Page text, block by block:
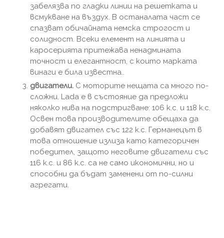
забелязва по гладки линии на решетката и
всмукване на въздух. В останалата част се
спазват обичайната немска строгост и
солидност. Всеки елемент на линията и
каросерията притежава ненадмината
точност и елегантност, с които марката
винаги е била известна..
двигатели. С моторите нещата са много по-
сложни. Lada е в състояние да предложи
няколко нива на подстригване: 106 к.с. и 118 к.с.
Освен това производителите обещаха да
добавят двигател със 122 к.с. Германецът в
това отношение излиза като категоричен
победител, защото неговите двигатели със
116 к.с. и 86 к.с. са не само икономични, но и
способни да бъдат заменени от по-силни
агрегати.